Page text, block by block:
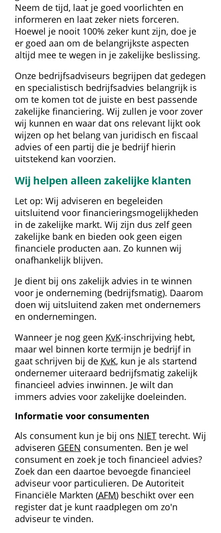
Neem de tijd, laat je goed voorlichten en
informeren en laat zeker niets forceren.
Hoewel je nooit 100% zeker kunt zijn, doe je
er goed aan om de belangrijkste aspecten
altijd mee te wegen in je zakelijke beslissing.
Onze bedrijfsadviseurs begrijpen dat gedegen
en specialistisch bedrijfsadvies belangrijk is
om te komen tot de juiste en best passende
zakelijke financiering. Wij zullen je voor zover
wij kunnen en waar dat ons relevant lijkt ook
wijzen op het belang van juridisch en fiscaal
advies of een partij die je bedrijf hierin
uitstekend kan voorzien.
Wij helpen alleen zakelijke klanten
Let op: Wij adviseren en begeleiden
uitsluitend voor financieringsmogelijkheden
in de zakelijke markt. Wij zijn dus zelf geen
zakelijke bank en bieden ook geen eigen
financiele producten aan. Zo kunnen wij
onafhankelijk blijven.
Je dient bij ons zakelijk advies in te winnen
voor je onderneming (bedrijfsmatig). Daarom
doen wij uitsluitend zaken met ondernemers
en ondernemingen.
Wanneer je nog geen KvK-inschrijving hebt,
maar wel binnen korte termijn je bedrijf in
gaat schrijven bij de KvK, kun je als startend
ondernemer uiteraard bedrijfsmatig zakelijk
financieel advies inwinnen. Je wilt dan
immers advies voor zakelijke doeleinden.
Informatie voor consumenten
Als consument kun je bij ons NIET terecht. Wij
adviseren GEEN consumenten. Ben je wel
consument en zoek je toch financieel advies?
Zoek dan een daartoe bevoegde financieel
adviseur voor particulieren. De Autoriteit
Financiële Markten (AFM) beschikt over een
register dat je kunt raadplegen om zo'n
adviseur te vinden.